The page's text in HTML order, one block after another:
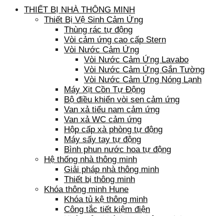
THIẾT BỊ NHÀ THÔNG MINH
Thiết Bị Vệ Sinh Cảm Ứng
Thùng rác tự động
Vòi cảm ứng cao cấp Stern
Vòi Nước Cảm Ứng
Vòi Nước Cảm Ứng Lavabo
Vòi Nước Cảm Ứng Gắn Tường
Vòi Nước Cảm Ứng Nóng Lạnh
Máy Xịt Cồn Tự Động
Bộ điều khiển vòi sen cảm ứng
Van xả tiểu nam cảm ứng
Van xả WC cảm ứng
Hộp cấp xà phòng tự động
Máy sấy tay tự động
Bình phun nước hoa tự động
Hệ thống nhà thông minh
Giải pháp nhà thông minh
Thiết bị thông minh
Khóa thông minh Hune
Khóa tủ kệ thông minh
Công tắc tiết kiệm điện